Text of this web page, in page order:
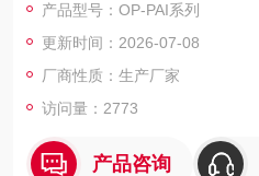
• 台面材料：SUS430高导磁不锈钢
• 台面内部结构：隔离杯真蜂窝内芯
• 台面厚度：100/200/250mm
• 平面度：0.1mm/600mm×600mm
产品型号：OP-PAI系列
更新时间：2026-07-08
厂商性质：生产厂家
访问量：2773
产品咨询